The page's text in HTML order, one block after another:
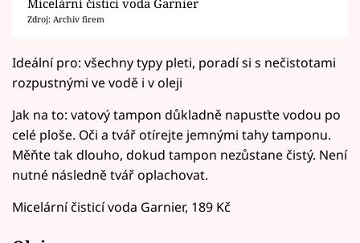
Zdroj: Archiv firem
Ideální pro: všechny typy pleti, poradí si s nečistotami
rozpustnými ve vodě i v oleji
Jak na to: vatový tampon důkladně napusťte vodou po
celé ploše. Oči a tvář otírejte jemnými tahy tamponu.
Měňte tak dlouho, dokud tampon nezůstane čistý. Není
nutné následně tvář oplachovat.
Micelární čisticí voda Garnier, 189 Kč